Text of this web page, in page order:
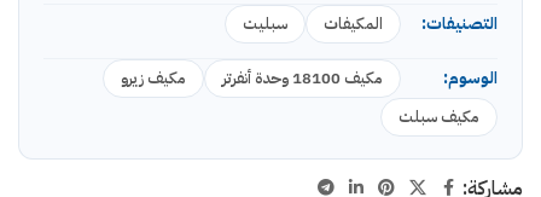
التصنيفات: المكيفات سبليت
الوسوم: مكيف 18100 وحدة أنفرتر
مكيف زيرو
مكيف سبلت
مشاركة: